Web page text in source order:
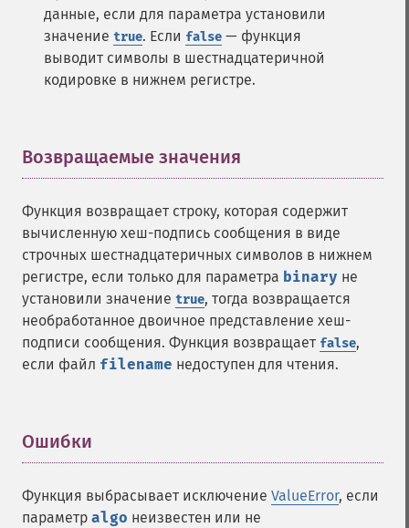
данные, если для параметра установили
значение true. Если false — функция
выводит символы в шестнадцатеричной
кодировке в нижнем регистре.
Возвращаемые значения
Функция возвращает строку, которая содержит
вычисленную хеш-подпись сообщения в виде
строчных шестнадцатеричных символов в нижнем
регистре, если только для параметра binary не
установили значение true, тогда возвращается
необработанное двоичное представление хеш-
подписи сообщения. Функция возвращает false,
если файл filename недоступен для чтения.
Ошибки
Функция выбрасывает исключение ValueError, если
параметр algo неизвестен или не